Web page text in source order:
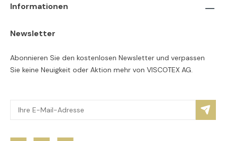
Informationen
Newsletter
Abonnieren Sie den kostenlosen Newsletter und verpassen
Sie keine Neuigkeit oder Aktion mehr von VISCOTEX AG.